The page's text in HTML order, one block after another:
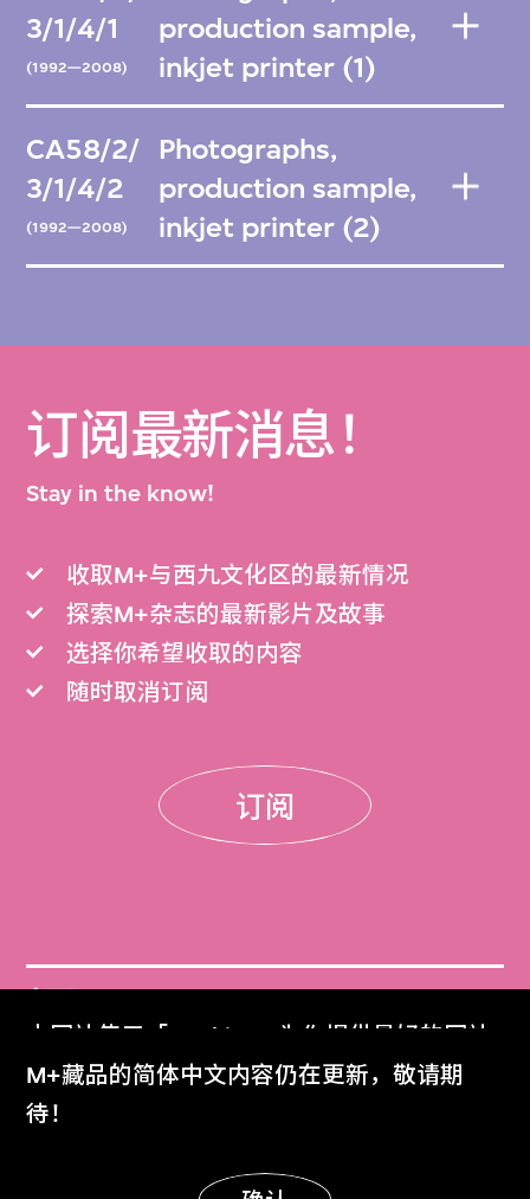
本网站使用「Cookies」为你提供最好的网站
体验。
了解更多
M+藏品的简体中文内容仍在更新，敬请期
待！
3/1/4/1
(1992—2008)
production sample,
inkjet printer (1)
CA58/2/
3/1/4/2
(1992—2008)
Photographs,
production sample,
inkjet printer (2)
订阅最新消息！
Stay in the know!
收取M+与西九文化区的最新情况
探索M+杂志的最新影片及故事
选择你希望收取的内容
随时取消订阅
订阅
门票
Get Tickets